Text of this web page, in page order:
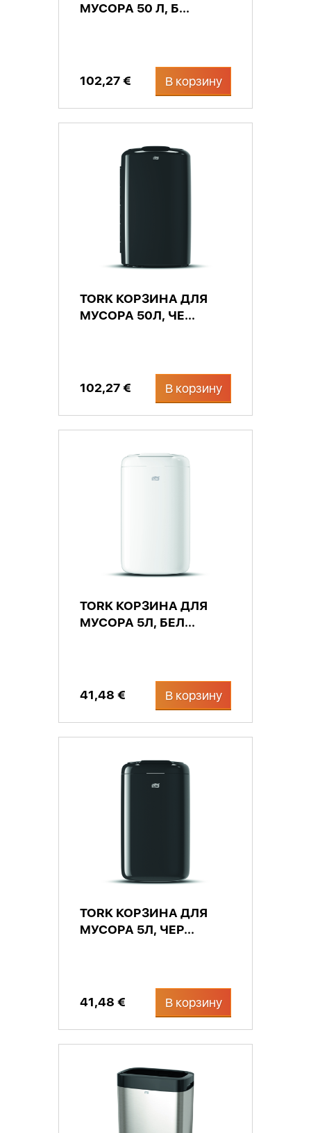
МУСОРА 50 Л, Б...
102,27 € В корзину
TORK КОРЗИНА ДЛЯ
МУСОРА 50Л, ЧЕ...
102,27 € В корзину
TORK КОРЗИНА ДЛЯ
МУСОРА 5Л, БЕЛ...
41,48 € В корзину
TORK КОРЗИНА ДЛЯ
МУСОРА 5Л, ЧЕР...
41,48 € В корзину